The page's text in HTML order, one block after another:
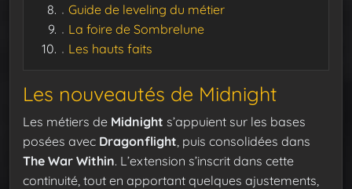
Guide de leveling du métier
La foire de Sombrelune
Les hauts faits
Les nouveautés de Midnight
Les métiers de Midnight s’appuient sur les bases
posées avec Dragonflight , puis consolidées dans
The War Within. L’extension s’inscrit dans cette
continuité, tout en apportant quelques ajustements,